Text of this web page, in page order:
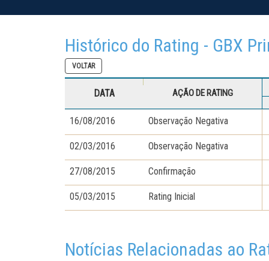
Histórico do Rating - GBX
VOLTAR
DATA AÇÃO DE RATING
16/08/2016 Observação Negativa
02/03/2016 Observação Negativa
27/08/2015 Confirmação
05/03/2015 Rating Inicial
Notícias Relacionadas ao